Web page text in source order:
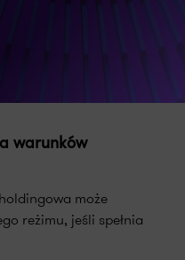
warunków
może
reżimu, jeśli spełnia